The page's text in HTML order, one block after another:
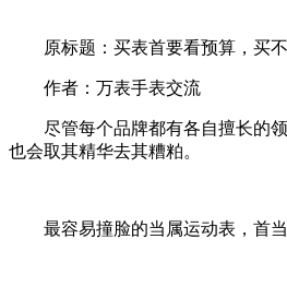
原标题：买表首要看预算，买不
作者：万表手表交流
尽管每个品牌都有各自擅长的领
也会取其精华去其糟粕。
最容易撞脸的当属运动表，首